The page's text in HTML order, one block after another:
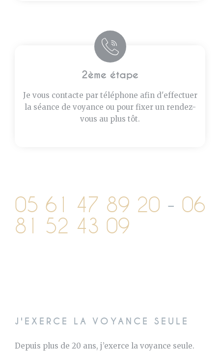
2ème étape
Je vous contacte par téléphone afin d'effectuer
la séance de voyance ou pour fixer un rendez-
vous au plus tôt.
05 61 47 89 20 - 06
81 52 43 09
J'EXERCE LA VOYANCE SEULE
Depuis plus de 20 ans, j’exerce la voyance seule.